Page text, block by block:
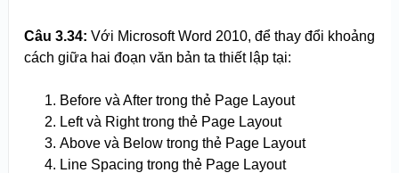
Câu 3.34: Với Microsoft Word 2010, để thay đổi khoảng
cách giữa hai đoạn văn bản ta thiết lập tại:
Before và After trong thẻ Page Layout
Left và Right trong thẻ Page Layout
Above và Below trong thẻ Page Layout
Line Spacing trong thẻ Page Layout